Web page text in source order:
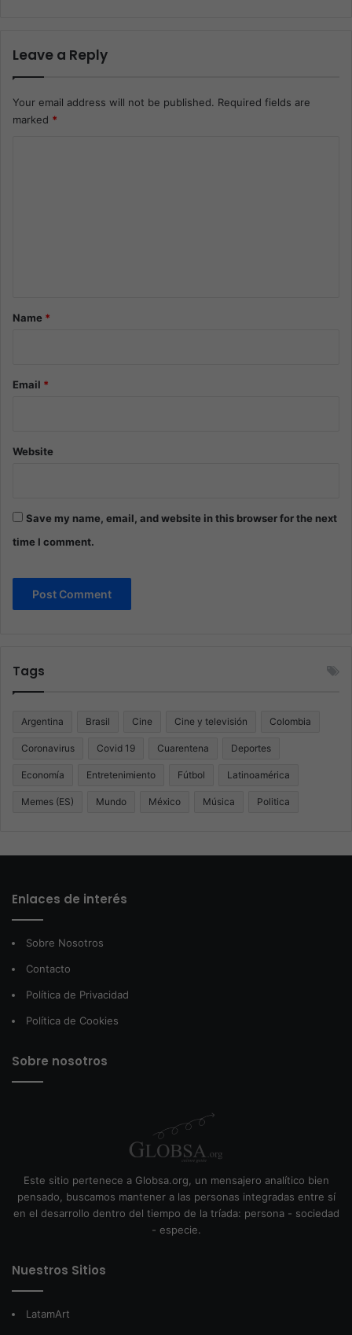
Leave a Reply
Your email address will not be published. Required fields are
marked *
*Name *
Email *
Website
Save my name, email, and website in this browser for the next
time I comment.
Tags
Argentina Brasil Cine Cine y televisión Colombia
Coronavirus Covid 19 Cuarentena Deportes
Economía Entretenimiento Fútbol Latinoamérica
Memes (ES) Mundo México Música Politica
Enlaces de interés
Sobre Nosotros
Contacto
Política de Privacidad
Política de Cookies
Sobre nosotros
Este sitio pertenece a Globsa.org, un mensajero analítico bien
pensado, buscamos mantener a las personas integradas entre sí
en el desarrollo dentro del tiempo de la tríada: persona - sociedad
- especie.
Nuestros Sitios
LatamArt